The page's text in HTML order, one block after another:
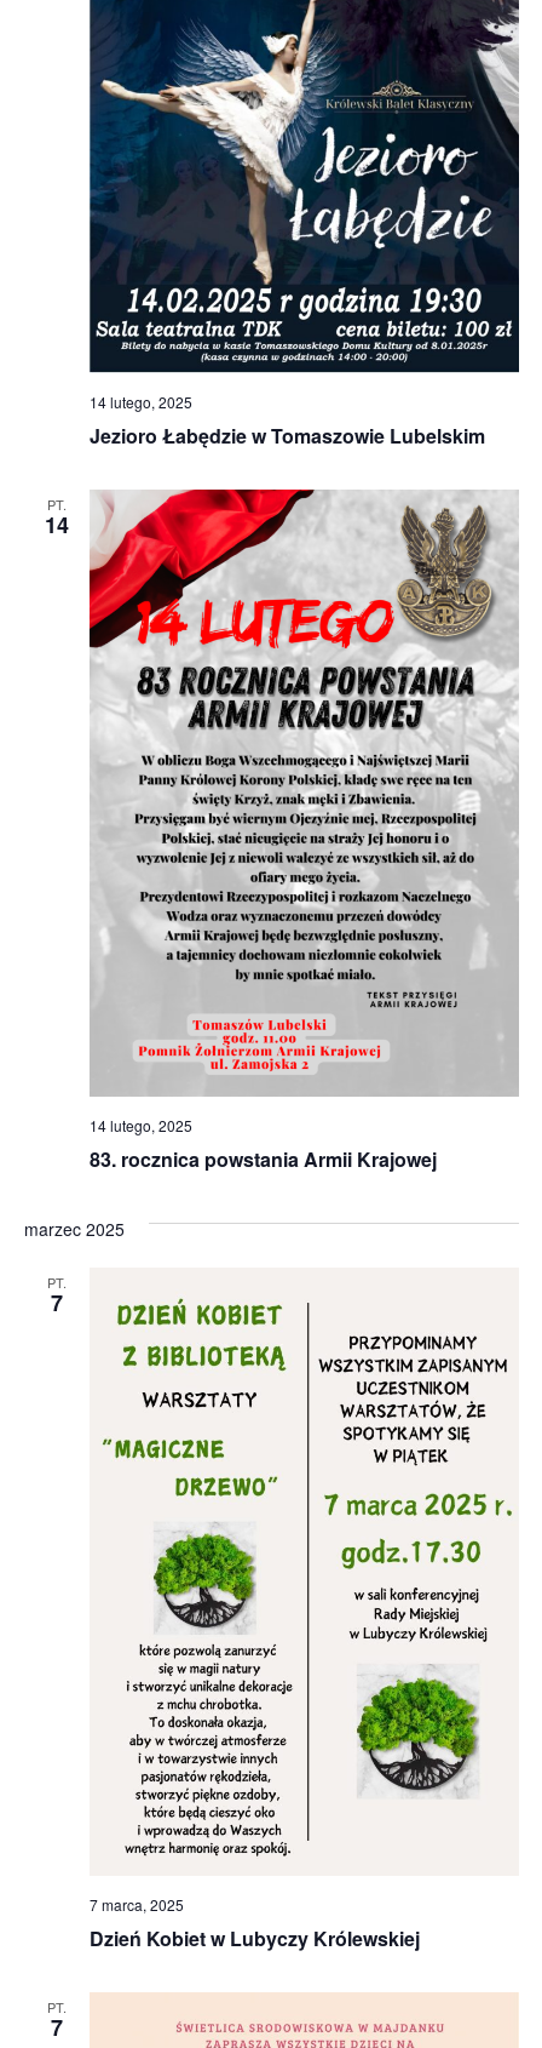
Jezioro Łabędzie w Tomaszowie Lubelskim
14 lutego, 2025
PT.
14
83. rocznica powstania Armii Krajowej
14 lutego, 2025
marzec 2025
PT.
7
Dzień Kobiet w Lubyczy Królewskiej
7 marca, 2025
PT.
7